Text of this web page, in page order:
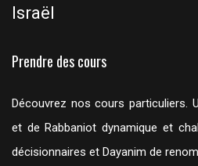
Israël
Prendre des cours
Découvrez nos cours particuliers.
et de Rabbaniot dynamique et
décisionnaires et Dayanim de